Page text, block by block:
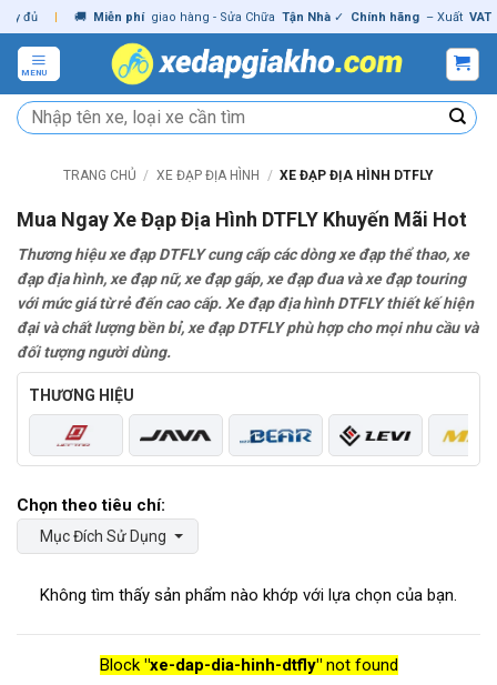
Skip
to
content
| 🚚 Miễn phí giao hàng - Sửa Chữa Tận Nhà ✓ Chính hãng – Xuất VAT đầy
MENU
Tìm
kiếm:
TRANG CHỦ / XE ĐẠP ĐỊA HÌNH / XE ĐẠP ĐỊA HÌNH DTFLY
Mua Ngay Xe Đạp Địa Hình DTFLY Khuyến Mãi Hot
Thương hiệu xe đạp DTFLY cung cấp các dòng xe đạp thể thao, xe
đạp địa hình, xe đạp nữ, xe đạp gấp, xe đạp đua và xe đạp touring
với mức giá từ rẻ đến cao cấp. Xe đạp địa hình DTFLY thiết kế hiện
đại và chất lượng bền bỉ, xe đạp DTFLY phù hợp cho mọi nhu cầu và
đối tượng người dùng.
THƯƠNG HIỆU
Mục Đích Sử Dụng
Không tìm thấy sản phẩm nào khớp với lựa chọn của bạn.
Block "xe-dap-dia-hinh-dtfly"not found